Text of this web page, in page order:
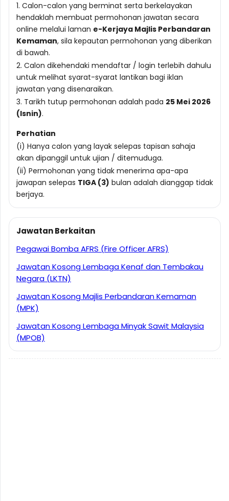
1. Calon-calon yang berminat serta berkelayakan
hendaklah membuat permohonan jawatan secara
online melalui laman e-Kerjaya Majlis Perbandaran
Kemaman, sila kepautan permohonan yang diberikan
di bawah.
2. Calon dikehendaki mendaftar / login terlebih dahulu
untuk melihat syarat-syarat lantikan bagi iklan
jawatan yang disenaraikan.
3. Tarikh tutup permohonan adalah pada 25 Mei 2026
(Isnin).
Perhatian
(i) Hanya calon yang layak selepas tapisan sahaja
akan dipanggil untuk ujian / ditemuduga.
(ii) Permohonan yang tidak menerima apa-apa
jawapan selepas TIGA (3) bulan adalah dianggap tidak
berjaya.
Jawatan Berkaitan
Pegawai Bomba AFRS (Fire Officer AFRS)
Jawatan Kosong Lembaga Kenaf dan Tembakau
Negara (LKTN)
Jawatan Kosong Majlis Perbandaran Kemaman
(MPK)
Jawatan Kosong Lembaga Minyak Sawit Malaysia
(MPOB)